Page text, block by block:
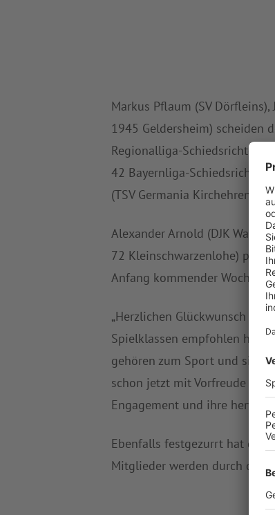
Markus Pflaum (SV
1945 Geldersheim) scheiden
Regionalliga-
42 Bayernliga-Schiedsrichter
(TSV Germania
Alexander Arnold (DJK
72 Kleinschwarzenlohe)
Anfang kommender Woche
„Herzlichen Glückwunsch an
Spielklassen empfohlen
gehören zum Sport und sie
schon jetzt mit Vorfreude auf
Engagement und ihre
Ebenfalls festgezurrt hat der
Mitglieder werden durch den